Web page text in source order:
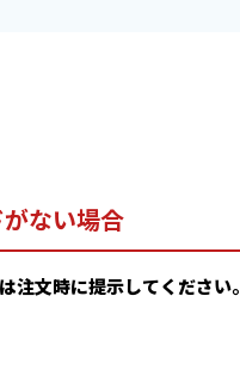
ない場合
注文時に提示してください。